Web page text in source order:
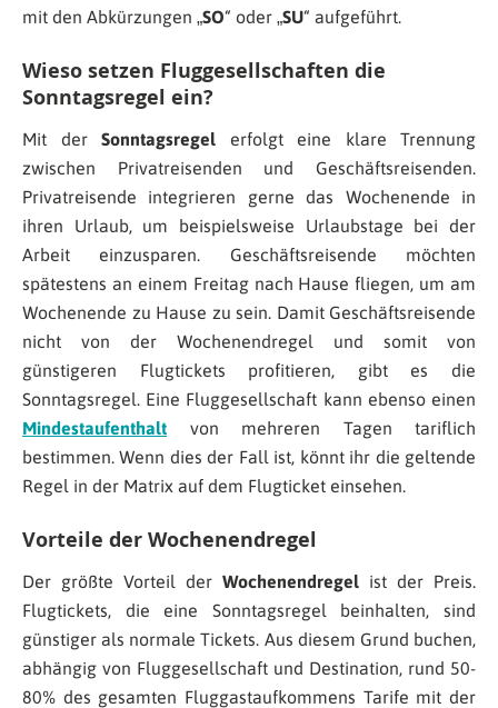
mit den Abkürzungen „SO“ oder „SU“ aufgeführt.
Wieso setzen Fluggesellschaften die
Sonntagsregel ein?
Mit der Sonntagsregel erfolgt eine klare Trennung
zwischen Privatreisenden und Geschäftsreisenden.
Privatreisende integrieren gerne das Wochenende in
ihren Urlaub, um beispielsweise Urlaubstage bei der
Arbeit einzusparen. Geschäftsreisende möchten
spätestens an einem Freitag nach Hause fliegen, um am
Wochenende zu Hause zu sein. Damit Geschäftsreisende
nicht von der Wochenendregel und somit von
günstigeren Flugtickets profitieren, gibt es die
Sonntagsregel. Eine Fluggesellschaft kann ebenso einen
Mindestaufenthalt
von mehreren Tagen tariflich
bestimmen. Wenn dies der Fall ist, könnt ihr die geltende
Regel in der Matrix auf dem Flugticket einsehen.
Vorteile der Wochenendregel
Der größte Vorteil der Wochenendregel ist der Preis.
Flugtickets, die eine Sonntagsregel beinhalten, sind
günstiger als normale Tickets. Aus diesem Grund buchen,
abhängig von Fluggesellschaft und Destination, rund 50-
80% des gesamten Fluggastaufkommens Tarife mit der